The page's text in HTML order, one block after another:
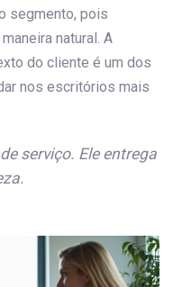
segmento, pois
natural. A
do cliente é um dos
nos escritórios mais
serviço. Ele entrega